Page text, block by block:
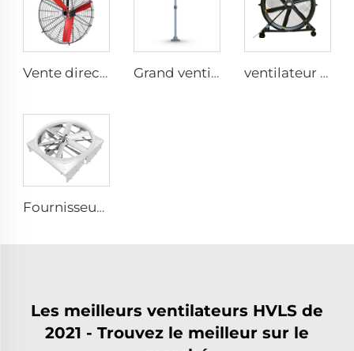
Vente directe d'usine Ventilateur de refroidissement avec pales en nylon pour étables laitières et maisons d'élevage de vaches, ventilateurs industriels de ventilation Grand ventilateur géant de 16ft 5m avec moteur PMSM, type ventilateur OEM à grand volume et faible vitesse ventilateur sur pied silencieux 2000 mm 80 pouces 220V/380V en aluminium pour maison, usines et restaurants
Fournisseur d'usine, ventilateurs de circulation de 72 pouces, système d'aération économique pour bâtiment à bétail, extracteurs de toit
Les meilleurs ventilateurs HVLS de
2021 - Trouvez le meilleur sur le